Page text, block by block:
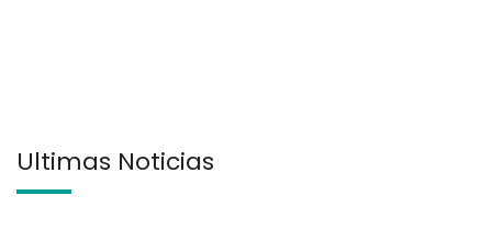
Últimas Noticias